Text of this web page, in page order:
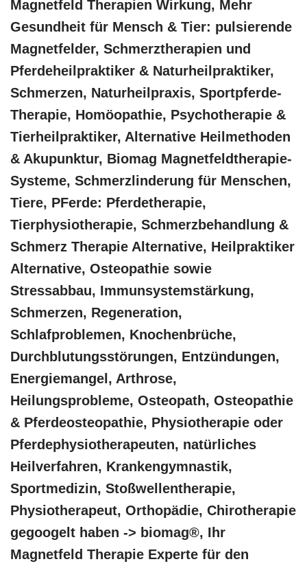
Magnetfeld Therapien Wirkung, Mehr
Gesundheit für Mensch & Tier: pulsierende
Magnetfelder, Schmerztherapien und
Pferdeheilpraktiker & Naturheilpraktiker,
Schmerzen, Naturheilpraxis, Sportpferde-
Therapie, ‎Homöopathie, ‎Psychotherapie &
‎Tierheilpraktiker, Alternative Heilmethoden
& Akupunktur, Biomag Magnetfeldtherapie-
Systeme, Schmerzlinderung für Menschen,
Tiere, PFerde: Pferdetherapie,
Tierphysiotherapie, Schmerzbehandlung &
Schmerz Therapie Alternative, Heilpraktiker
Alternative, Osteopathie sowie
Stressabbau, Immunsystemstärkung,
Schmerzen, Regeneration,
Schlafproblemen, Knochenbrüche,
Durchblutungsstörungen, Entzündungen,
Energiemangel, Arthrose,
Heilungsprobleme, Osteopath, Osteopathie
& Pferdeosteopathie, Physiotherapie oder
Pferdephysiotherapeuten, natürliches
Heilverfahren, Krankengymnastik,
Sportmedizin, Stoßwellentherapie,
Physiotherapeut, Orthopädie, Chirotherapie
gegoogelt haben -> biomag®, Ihr
Magnetfeld Therapie Experte für den